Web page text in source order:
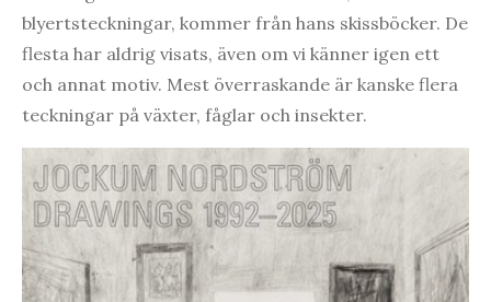
blyertsteckningar, kommer från hans skissböcker. De
flesta har aldrig visats, även om vi känner igen ett
och annat motiv. Mest överraskande är kanske flera
teckningar på växter, fåglar och insekter.